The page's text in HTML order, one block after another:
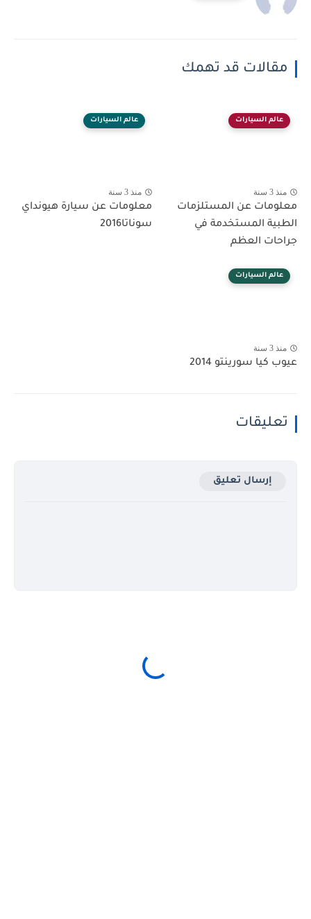
مقالات قد تهمك
عالم السيارات
منذ 3 سنة
معلومات عن المستلزمات
الطبية المستخدمة في
جراحات العظم
عالم السيارات
منذ 3 سنة
معلومات عن سيارة هيونداي
سوناتا2016
عالم السيارات
منذ 3 سنة
عيوب كيا سورينتو 2014
تعليقات
إرسال تعليق